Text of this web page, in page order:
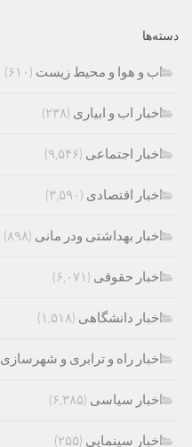
دسته‌ها
اب و هوا و محیط زیست (۶۱۰)
اخبار اب و ابیاری (۲۳۸)
اخبار اجتماعی (۹,۵۴۶)
اخبار اقتصادی (۳,۵۹۰)
اخبار بهداشتی ودر مانی (۸۹۸)
اخبار حقوقی (۶,۰۷۱)
اخبار دانشگاهی (۱,۵۱۸)
اخبار راه و ترابری و شهرسازی
اخبار سیاسی (۶,۳۸۵)
اخبار سینمایی (۲۵۵)